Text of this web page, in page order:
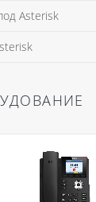
Asterisk